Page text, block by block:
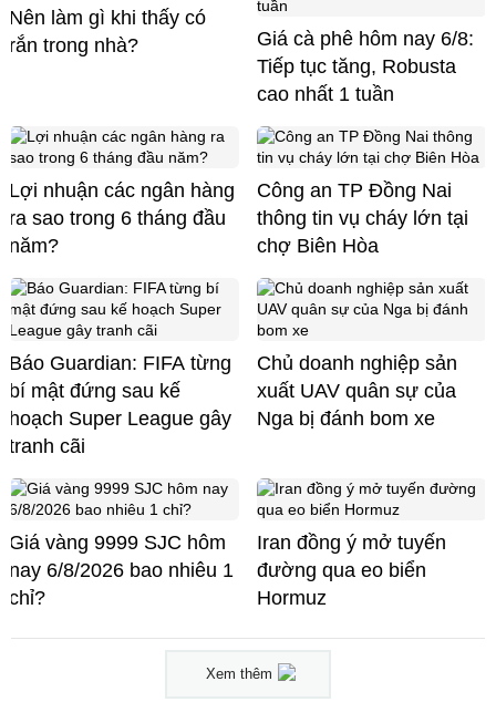
Nên làm gì khi thấy có
rắn trong nhà?
Giá cà phê hôm nay 6/8:
Tiếp tục tăng, Robusta
cao nhất 1 tuần
Lợi nhuận các ngân hàng
ra sao trong 6 tháng đầu
năm?
Công an TP Đồng Nai
thông tin vụ cháy lớn tại
chợ Biên Hòa
Báo Guardian: FIFA từng
bí mật đứng sau kế
hoạch Super League gây
tranh cãi
Chủ doanh nghiệp sản
xuất UAV quân sự của
Nga bị đánh bom xe
Giá vàng 9999 SJC hôm
nay 6/8/2026 bao nhiêu 1
chỉ?
Iran đồng ý mở tuyến
đường qua eo biển
Hormuz
Xem thêm